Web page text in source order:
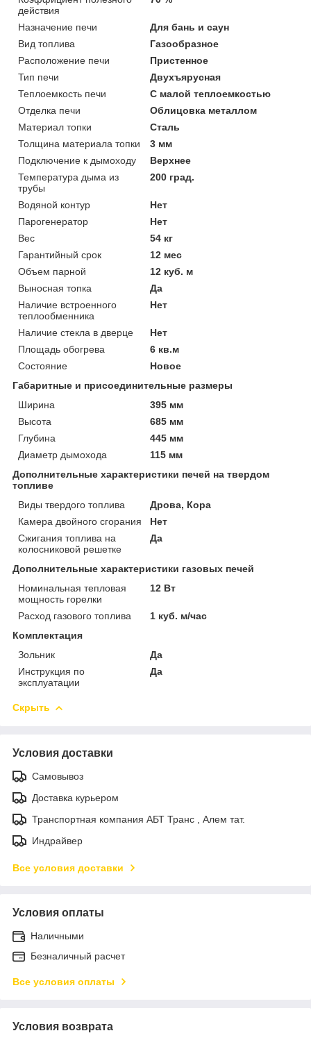
действия
Назначение печи
Для бань и саун
Вид топлива
Газообразное
Расположение печи
Пристенное
Тип печи
Двухъярусная
Теплоемкость печи
С малой теплоемкостью
Отделка печи
Облицовка металлом
Материал топки
Сталь
Толщина материала топки
3 мм
Подключение к дымоходу
Верхнее
Температура дыма из
трубы
200 град.
Водяной контур
Нет
Парогенератор
Нет
Вес
54 кг
Гарантийный срок
12 мес
Объем парной
12 куб. м
Выносная топка
Да
Наличие встроенного
теплообменника
Нет
Наличие стекла в дверце
Нет
Площадь обогрева
6 кв.м
Состояние
Новое
Габаритные и присоединительные размеры
Ширина
395 мм
Высота
685 мм
Глубина
445 мм
Диаметр дымохода
115 мм
Дополнительные характеристики печей на твердом
топливе
Виды твердого топлива
Дрова, Кора
Камера двойного сгорания
Нет
Сжигания топлива на
колосниковой решетке
Да
Дополнительные характеристики газовых печей
Номинальная тепловая
мощность горелки
12 Вт
Расход газового топлива
1 куб. м/час
Комплектация
Зольник
Да
Инструкция по
эксплуатации
Да
Скрыть
Условия доставки
Самовывоз
Доставка курьером
Транспортная компания АБТ Транс , Алем тат.
Индрайвер
Все условия доставки
Условия оплаты
Наличными
Безналичный расчет
Все условия оплаты
Условия возврата